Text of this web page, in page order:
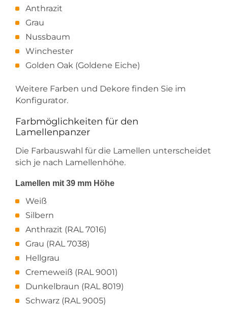
Anthrazit
Grau
Nussbaum
Winchester
Golden Oak (Goldene Eiche)
Weitere Farben und Dekore finden Sie im
Konfigurator.
Farbmöglichkeiten für den
Lamellenpanzer
Die Farbauswahl für die Lamellen unterscheidet
sich je nach Lamellenhöhe.
Lamellen mit 39 mm Höhe
Weiß
Silbern
Anthrazit (RAL 7016)
Grau (RAL 7038)
Hellgrau
Cremeweiß (RAL 9001)
Dunkelbraun (RAL 8019)
Schwarz (RAL 9005)